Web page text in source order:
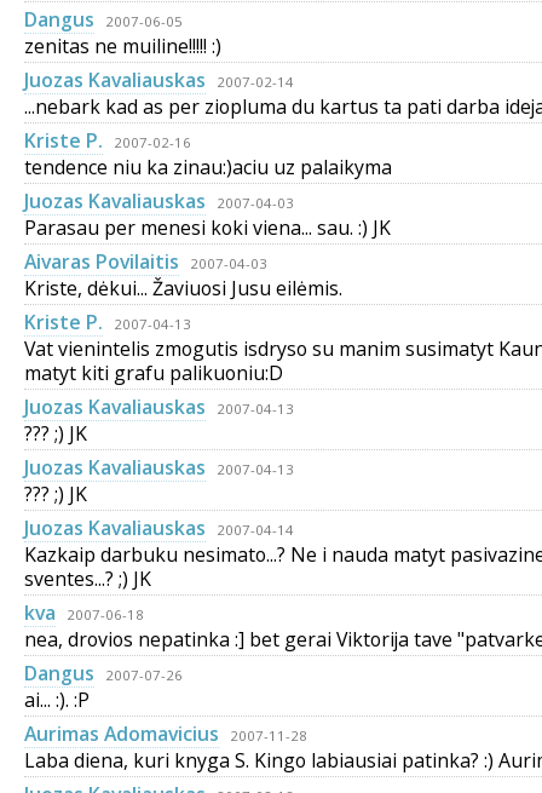
Dangus
2007-06-05
zenitas ne muiline!!!!! :)
Juozas Kavaliauskas
2007-02-14
...nebark kad as per ziopluma du kartus ta pati darba
Kriste P.
2007-02-16
tendence niu ka zinau:)aciu uz palaikyma
Juozas Kavaliauskas
2007-04-03
Parasau per menesi koki viena... sau. :) JK
Aivaras Povilaitis
2007-04-03
Kriste, dėkui... Žaviuosi Jusu eilėmis.
Kriste P.
2007-04-13
Vat vienintelis zmogutis isdryso su manim susimatyt
matyt kiti grafu palikuoniu:D
Juozas Kavaliauskas
2007-04-13
??? ;) JK
Juozas Kavaliauskas
2007-04-13
??? ;) JK
Juozas Kavaliauskas
2007-04-14
Kazkaip darbuku nesimato...? Ne i nauda matyt
sventes...? ;) JK
kva
2007-06-18
nea, drovios nepatinka :] bet gerai Viktorija tave
Dangus
2007-07-26
ai... :). :P
Aurimas Adomavicius
2007-11-28
Laba diena, kuri knyga S. Kingo labiausiai patinka? :)